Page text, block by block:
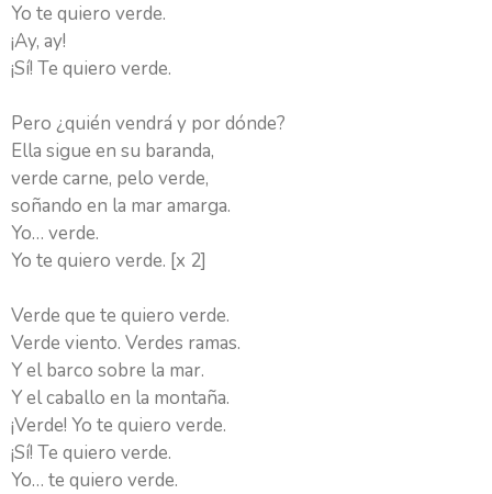
Yo te quiero verde.
¡Ay, ay!
¡Sí! Te quiero verde.
Pero ¿quién vendrá y por dónde?
Ella sigue en su baranda,
verde carne, pelo verde,
soñando en la mar amarga.
Yo… verde.
Yo te quiero verde. [x 2]
Verde que te quiero verde.
Verde viento. Verdes ramas.
Y el barco sobre la mar.
Y el caballo en la montaña.
¡Verde! Yo te quiero verde.
¡Sí! Te quiero verde.
Yo… te quiero verde.